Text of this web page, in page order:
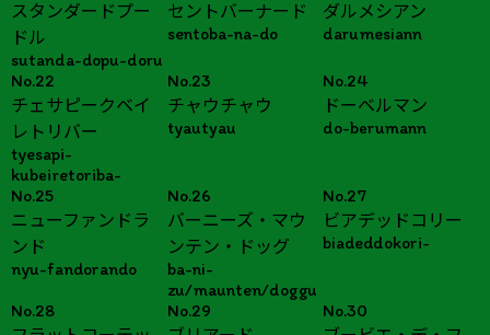
スタンダードプー
ドル
sutanda-dopu-doru
セントバーナード
sentoba-na-do
ダルメシアン
darumesiann
No.22
チェサピークベイ
レトリバー
tyesapi-
kubeiretoriba-
No.23
チャウチャウ
tyautyau
No.24
ドーベルマン
do-berumann
No.25
ニューファンドラ
ンド
nyu-fandorando
No.26
バーニーズ・マウ
ンテン・ドッグ
ba-ni-
zu/maunten/doggu
No.27
ビアデッドコリー
biadeddokori-
No.28
No.29
No.30